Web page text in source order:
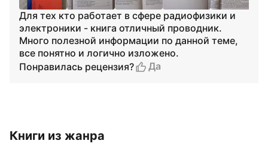
Для тех кто работает в сфере радиофизики и
электроники - книга отличный проводник.
Много полезной информации по данной теме,
все понятно и логично изложено.
Понравилась рецензия?
Да
Книги из жанра